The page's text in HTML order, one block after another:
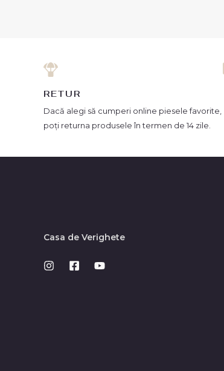
RETUR
Dacă alegi să cumperi online piesele favorite,
poți returna produsele în termen de 14 zile.
Casa de Verighete